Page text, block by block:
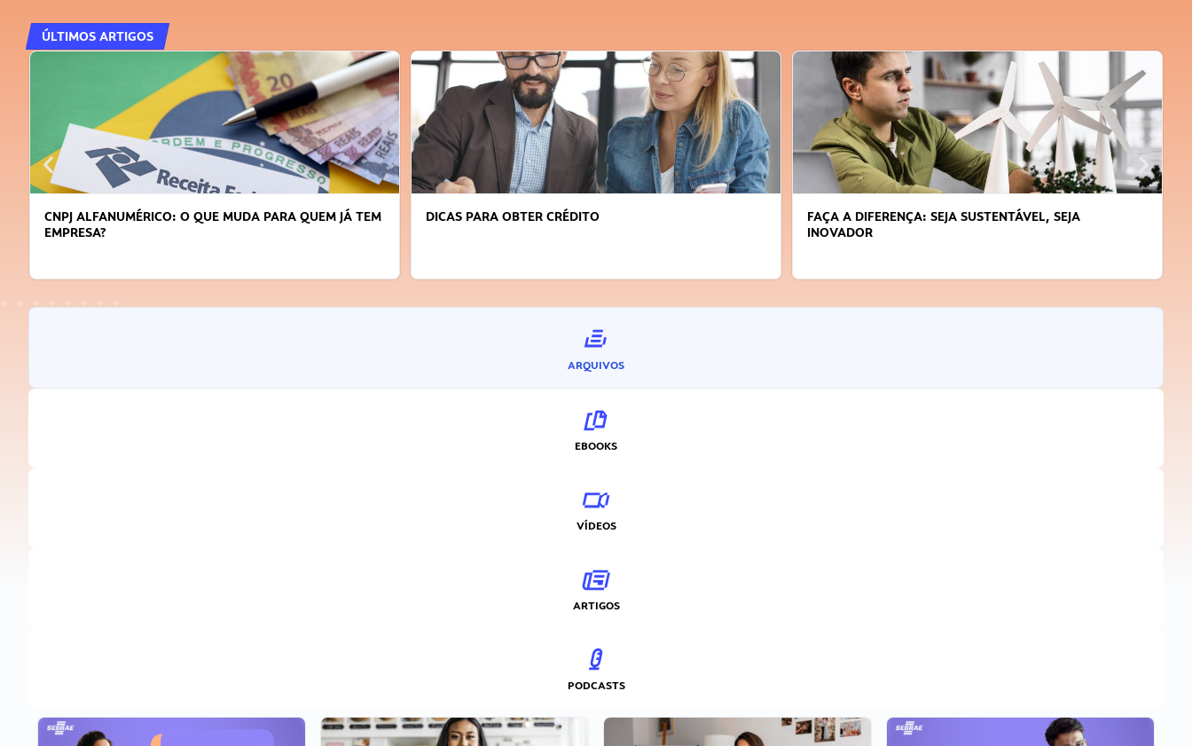
ÚLTIMOS ARTIGOS
DICAS PARA OBTER CRÉDITO
FAÇA A DIFERENÇA: SEJA SUSTENTÁVEL, SEJA
APRENDA A GERENCIAR O SEU TEMPO
ARQUIVOS
EBOOKS
VÍDEOS
ARTIGOS
PODCASTS